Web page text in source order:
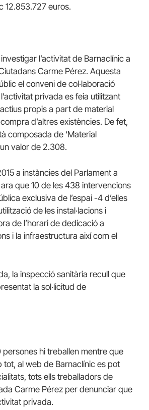
12.853.727 euros.
l’activitat de Barnaclínic a
Carme Pérez. Aquesta
el conveni de col·laboració
privada es feia utilitzant
propis a part de material
d’altres existències. De fet,
composada de ‘Material
valor de 2.308.
a instàncies del Parlament a
que 10 de les 438 intervencions
exclusiva de l’espai -4 d’elles
de les instal·lacions i
de l’horari de dedicació a
i la infraestructura així com el
la inspecció sanitària recull que
la sol·licitud de
persones hi treballen mentre que
tot, al web de Barnaclínic es pot
tots ells treballadors de
Carme Pérez per denunciar que
privada.